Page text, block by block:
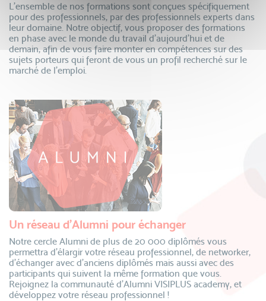
L’ensemble de nos formations sont conçues spécifiquement
pour des professionnels, par des professionnels experts dans
leur domaine. Notre objectif, vous proposer des formations
en phase avec le monde du travail d’aujourd’hui et de
demain, afin de vous faire monter en compétences sur des
sujets porteurs qui feront de vous un profil recherché sur le
marché de l’emploi.
Un réseau d’Alumni pour échanger
Notre cercle Alumni de plus de 20 000 diplômés vous
permettra d’élargir votre réseau professionnel, de networker,
d’échanger avec d’anciens diplômés mais aussi avec des
participants qui suivent la même formation que vous.
Rejoignez la communauté d’Alumni VISIPLUS academy, et
développez votre réseau professionnel !